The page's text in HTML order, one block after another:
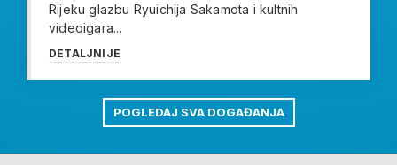
Rijeku glazbu Ryuichija Sakamota i kultnih
videoigara...
DETALJNIJE
POGLEDAJ SVA DOGAĐANJA